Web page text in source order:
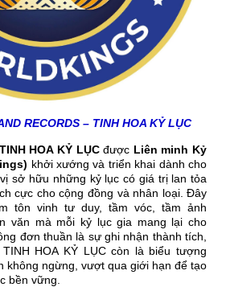
RECORDS – TINH HOA KỶ LỤC
HOA KỶ LỤCđược Liên minh Kỷ
khởi xướng và triển khai dành cho
sở hữu những kỷ lục có giá trị lan tỏa
cực cho cộng đồng và nhân loại. Đây
tôn vinh tư duy, tầm vóc, tầm ảnh
văn mà mỗi kỷ lục gia mang lại cho
đơn thuần là sự ghi nhận thành tích,
TINH HOA KỶ LỤC còn là biểu tượng
không ngừng, vượt qua giới hạn để tạo
bền vững.